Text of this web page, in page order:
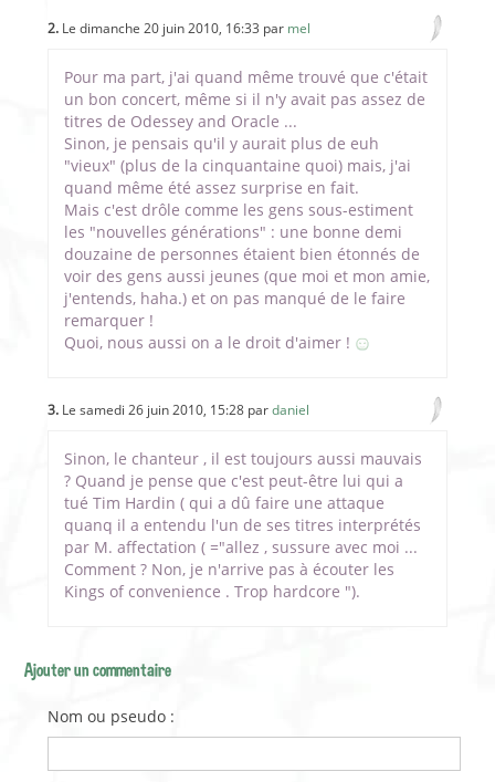
2.Le dimanche 20 juin 2010, 16:33 par mel
Pour ma part, j'ai quand même trouvé que c'était
un bon concert, même si il n'y avait pas assez de
titres de Odessey and Oracle ...
Sinon, je pensais qu'il y aurait plus de euh
"vieux" (plus de la cinquantaine quoi) mais, j'ai
quand même été assez surprise en fait.
Mais c'est drôle comme les gens sous-estiment
les "nouvelles générations" : une bonne demi
douzaine de personnes étaient bien étonnés de
voir des gens aussi jeunes (que moi et mon amie,
j'entends, haha.) et on pas manqué de le faire
remarquer !
Quoi, nous aussi on a le droit d'aimer !
3.Le samedi 26 juin 2010, 15:28 pardaniel
Sinon, le chanteur , il est toujours aussi mauvais
? Quand je pense que c'est peut-être lui qui a
tué Tim Hardin ( qui a dû faire une attaque
quanq il a entendu l'un de ses titres interprétés
par M. affectation ( ="allez , sussure avec moi ...
Comment ? Non, je n'arrive pas à écouter les
Kings of convenience . Trop hardcore ").
Ajouter un commentaire
Nom ou pseudo :